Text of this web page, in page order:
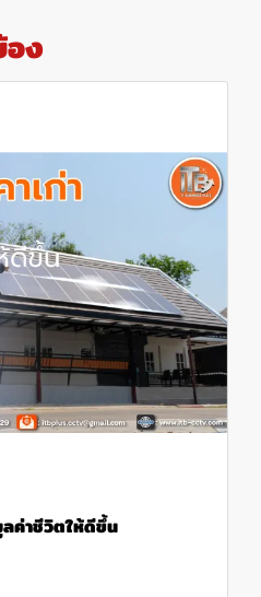
อง
ลค่าชีวิตให้ดีขึ้น